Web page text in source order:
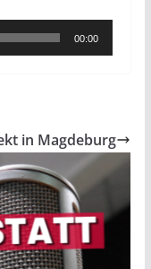
00:00
in Magdeburg